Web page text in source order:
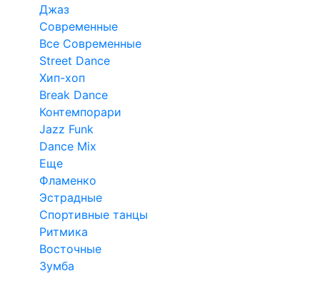
Джаз
Современные
Все Современные
Street Dance
Хип-хоп
Break Dance
Контемпорари
Jazz Funk
Dance Mix
Еще
Фламенко
Эстрадные
Спортивные танцы
Ритмика
Восточные
Зумба